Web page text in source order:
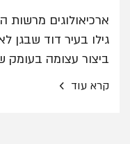
ארכיאולוגים מרשות
גילו בעיר דוד שבגן
ביצור עצומה
קרא עוד ›